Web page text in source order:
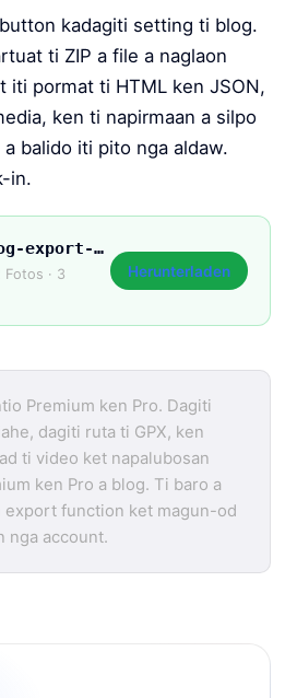
kadagiti setting ti blog.
ti ZIP a file a naglaon
iti pormat ti HTML ken JSON,
ken ti napirmaan a silpo
balido iti pito nga aldaw.
in.
meinreiseblog-export-2026.zip
Fotos · 3
Herunterladen
Premium ken Pro. Dagiti
dagiti ruta ti GPX, ken
ti video ket napalubosan
ken Pro a blog. Ti baro a
export function ket magun-od
nga account.